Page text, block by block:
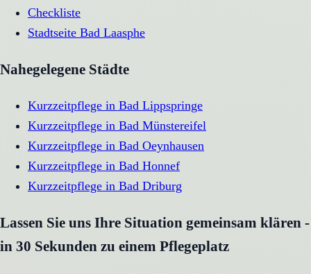
Checkliste
Stadtseite Bad Laasphe
Nahegelegene Städte
Kurzzeitpflege in Bad Lippspringe
Kurzzeitpflege in Bad Münstereifel
Kurzzeitpflege in Bad Oeynhausen
Kurzzeitpflege in Bad Honnef
Kurzzeitpflege in Bad Driburg
Lassen Sie uns Ihre Situation gemeinsam klären -
in 30 Sekunden zu einem Pflegeplatz